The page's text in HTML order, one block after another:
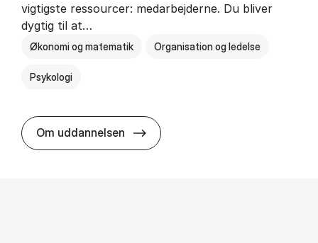
vigtigste ressourcer: medarbejderne. Du bliver
dygtig til at…
Økonomi og matematik Organisation og ledelse
Psykologi
Om uddannelsen HA(psyk.) - erhvervs­økonomi og